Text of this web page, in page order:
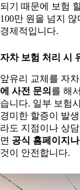
되기 때문에 보험
100만 원을 넘지 않
경제적입니다.
자차 보험 처리 시
앞유리 교체를 자
에 사전 문의 를 해
습니다. 일부 보험
경미한 할증이 발
라도 지점이나 상
면 공식 홈페이지
것이 안전합니다.